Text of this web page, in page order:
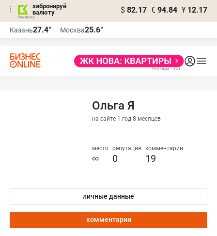
забронируй
валюту
$ 82.17 € 94.84 ¥ 12.17
Казань27.4° Москва25.6°
Ольга Я
на сайте 1 год 8 месяцев
место
∞
репутация
0
комментарии
19
личные данные
комментарии